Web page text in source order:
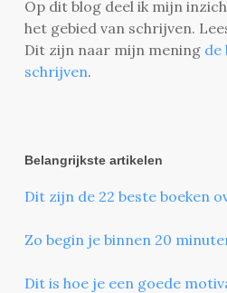
Op dit blog deel ik mijn
het gebied van schrijven.
Dit zijn naar mijn mening de
schrijven.
Belangrijkste artikelen
Dit zijn de 22 beste boeken
Zo begin je binnen 20
Dit is hoe je een goede